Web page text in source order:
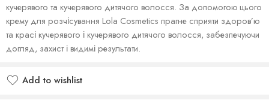
кучерявого та кучерявого дитячого волосся. За допомогою цього
крему для розчісування Lola Cosmetics прагне сприяти здоров’ю
та красі кучерявого і кучерявого дитячого волосся, забезпечуючи
догляд, захист і видимі результати.
Add to wishlist